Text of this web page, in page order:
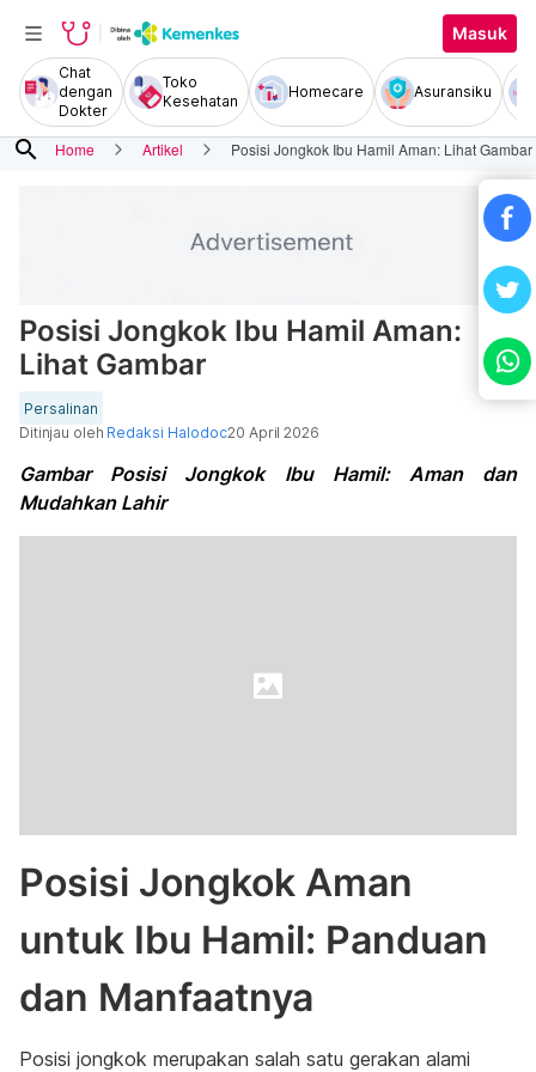
Masuk
Chat
dengan
Dokter
Toko
Kesehatan
Homecare Asuransiku
search Home Artikel Posisi Jongkok Ibu Hamil Aman: Lihat Gambar
Posisi Jongkok Ibu Hamil Aman:
Lihat Gambar
Persalinan
Ditinjau oleh Redaksi Halodoc20 April 2026
Gambar Posisi Jongkok Ibu Hamil: Aman dan
Mudahkan Lahir
Posisi Jongkok Aman
untuk Ibu Hamil: Panduan
dan Manfaatnya
Posisi jongkok merupakan salah satu gerakan alami